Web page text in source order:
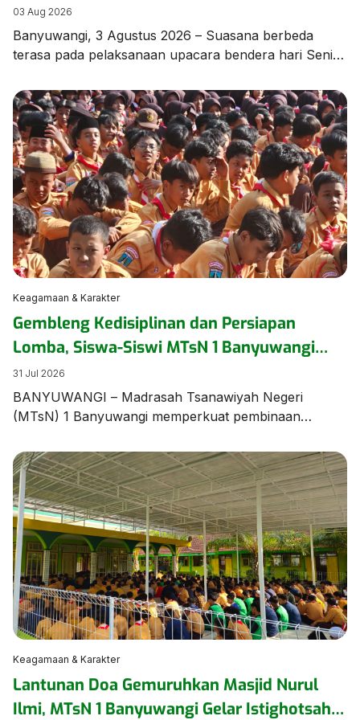
di MTsN 1 Banyuwangi
03 Aug 2026
Banyuwangi, 3 Agustus 2026 – Suasana berbeda
terasa pada pelaksanaan upacara bendera hari Senin,
Seluruh rangkaian upacara dilaksanakan
menggunakan Bahasa Arab sebagai bagian dari
program pembiasaan berbahasa asing yang terus
dikembangkan oleh madrasah guna meningkatkan
kemampuan komunikasi peserta didik. Upacara
berlangsung dengan tertib, khidmat, dan penuh
semangat, […]
Keagamaan & Karakter
Gembleng Kedisiplinan dan Persiapan
Lomba, Siswa-Siswi MTsN 1 Banyuwangi
Unjuk Ketangkasan dalam Latihan Pramuka
31 Jul 2026
BANYUWANGI – Madrasah Tsanawiyah Negeri
(MTsN) 1 Banyuwangi memperkuat pembinaan
Latihan Rutin Pramuka yang digelar di Lapangan
Utama MTsN 1 Banyuwangi pada Jumat (31/7/2026).
Kegiatan diawali dengan sosialisasi tata tertib madrasah
yang disampaikan langsung oleh Wakil Ketua Majelis
Pembimbing Gugusdepan (WaKamigus) Urusan
Kesiswaan MTsN 1 Banyuwangi, Hj. Hanik […]
Keagamaan & Karakter
Lantunan Doa Gemuruhkan Masjid Nurul
Ilmi, MTsN 1 Banyuwangi Gelar Istighotsah